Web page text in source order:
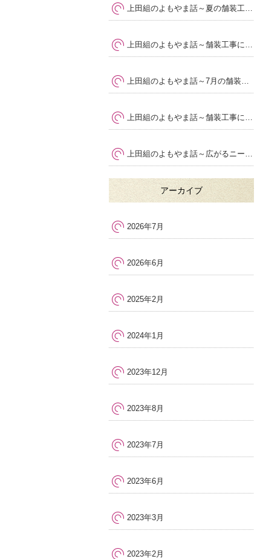
上田組のよもやま話～夏の舗装工事で大切な暑さ対策と品質管理
上田組のよもやま話～舗装工事に求められる専門性とは
上田組のよもやま話～7月の舗装工事で気をつけたいポイント
上田組のよもやま話～舗装工事における安全管理の大切さ
上田組のよもやま話～広がるニーズ
アーカイブ
2026年7月
2026年6月
2025年2月
2024年1月
2023年12月
2023年8月
2023年7月
2023年6月
2023年3月
2023年2月